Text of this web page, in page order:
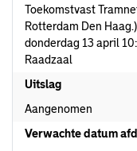
Toekomstvast
Rotterdam Den Haag.)
donderdag 13 april
Raadzaal
Uitslag
Aangenomen
Verwachte datum